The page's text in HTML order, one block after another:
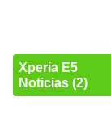
Xperia E5
Noticias (2)